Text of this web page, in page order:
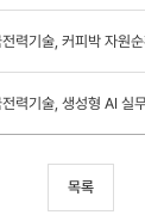
력기술, 커피박 자원
목록